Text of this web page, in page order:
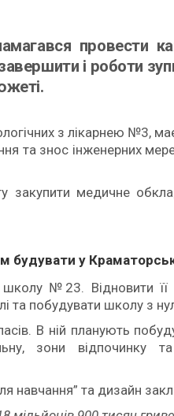
провести
і роботи
з лікарнею №3,
та знос інженерних
медичне
будувати у
школу №23. Відновити
та побудувати школу з
В ній планують
зони відпочинку
навчання” та дизайн